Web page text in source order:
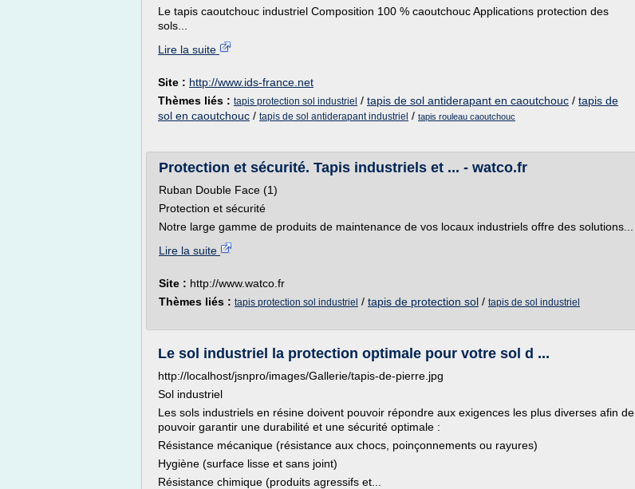
Le tapis caoutchouc industriel Composition 100 % caoutchouc Applications protection des
sols...
Lire la suite
Site : http://www.ids-france.net
Thèmes liés : tapis protection sol industriel / tapis de sol antiderapant en caoutchouc / tapis de
sol en caoutchouc / tapis de sol antiderapant industriel / tapis rouleau caoutchouc
Protection et sécurité. Tapis industriels et ... - watco.fr
Ruban Double Face (1)
Protection et sécurité
Notre large gamme de produits de maintenance de vos locaux industriels offre des solutions...
Lire la suite
Site : http://www.watco.fr
Thèmes liés : tapis protection sol industriel / tapis de protection sol / tapis de sol industriel
Le sol industriel la protection optimale pour votre sol d ...
http://localhost/jsnpro/images/Gallerie/tapis-de-pierre.jpg
Sol industriel
Les sols industriels en résine doivent pouvoir répondre aux exigences les plus diverses afin de
pouvoir garantir une durabilité et une sécurité optimale :
Résistance mécanique (résistance aux chocs, poinçonnements ou rayures)
Hygiène (surface lisse et sans joint)
Résistance chimique (produits agressifs et...